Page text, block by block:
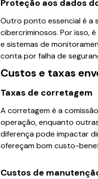
Proteção aos dados
Outro ponto essencial é a
cibercriminosos. Por isso,
e sistemas de
conta por falha de
Custos e taxas
Taxas de corretagem
A corretagem é a
operação, enquanto
diferença pode impactar
ofereçam bom custo-
Custos de